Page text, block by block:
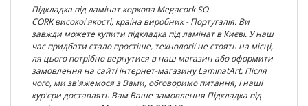
Підкладка підламінат коркова Megacork SO
CORKвисокоїякості, країна виробник - Португалія. Ви
завжди можетекупити підкладка підламінатв Києві. У наш
час придбати стало простіше, технології не стоять на місці,
ля цього потрібно вернутися в наш магазин або оформити
замовлення на сайті інтернет-магазину LaminatArt. Після
чого, ми зв'яжемося з Вами, обговоримо питання, і наші
кур'єри доставлять Вам Ваше замовлення Підкладка під